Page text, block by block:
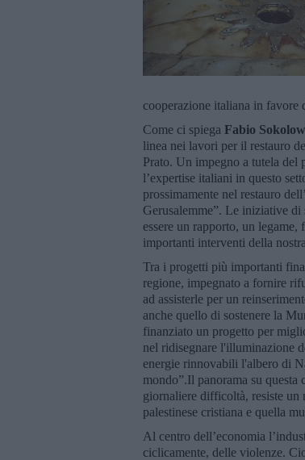
cooperazione italiana in favore
Come ci spiega Fabio
linea nei lavori per il restauro
Prato. Un impegno a tutela del
l’expertise italiani in questo
prossimamente nel restauro
Gerusalemme”. Le iniziative
essere un rapporto, un
importanti interventi della nostra
Tra i progetti più importanti
regione, impegnato a fornire
ad assisterle per un
anche quello di sostenere la
finanziato un progetto per
nel ridisegnare l'illuminazione
energie rinnovabili l'albero di
mondo”.Il panorama su questa
giornaliere difficoltà, resiste un
palestinese cristiana e quella
Al centro dell’economia
ciclicamente, delle violenze.